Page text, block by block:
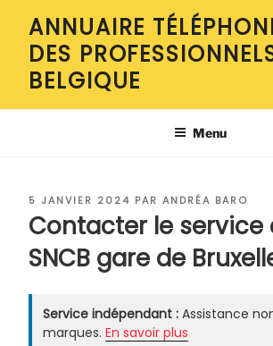
contenu
principal
ANNUAIRE
DES
BELGIQUE
Menu
PUBLIÉ
LE
5 JANVIER 2024 PAR ANDRÉA BARO
Contacter le service
SNCB gare de
Service indépendant : Assistance
marques. En savoir plus